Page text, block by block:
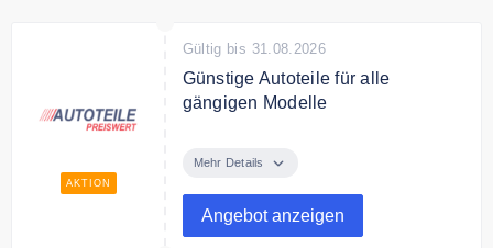
AKTION
Gültig bis 31.08.2026
Günstige Autoteile für alle
gängigen Modelle
alle gängigen Modelle bei
Mehr Details
Angebot anzeigen